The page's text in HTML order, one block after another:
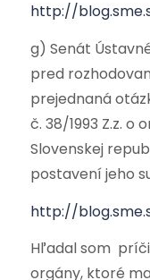
http://
g) Senát
pred
prejednaná
č. 38/1993 Z.z. o
Slovenskej
postavení jeho
http://
Hľadal som
orgány, ktoré